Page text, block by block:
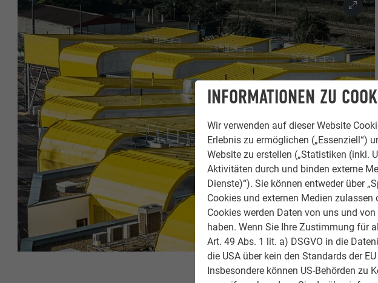
INFORMATIONEN ZU
Wir verwenden auf dieser Website
Erlebnis zu ermöglichen („Essenziell“)
Website zu erstellen („Statistiken (inkl.
Aktivitäten durch und binden externe
Dienste)“). Sie können entweder über
Cookies und externen Medien
Cookies werden Daten von uns und
haben. Wenn Sie Ihre Zustimmung für
Art. 49 Abs. 1 lit. a) DSGVO in die
die USA über kein den Standards der
Insbesondere können US-Behörden zu